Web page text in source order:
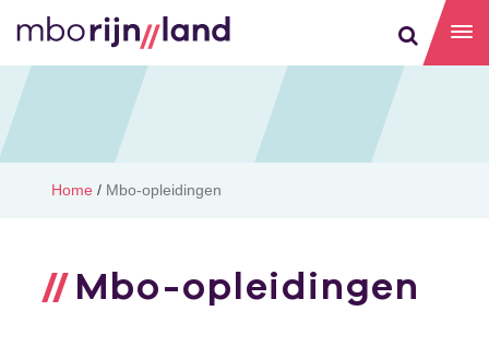
Home / Mbo-opleidingen
Mbo-opleidingen